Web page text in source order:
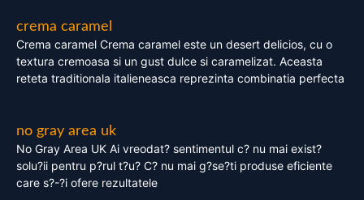
crema caramel
Crema caramel Crema caramel este un desert delicios, cu o
textura cremoasa si un gust dulce si caramelizat. Aceasta
reteta traditionala italieneasca reprezinta combinatia perfecta
no gray area uk
No Gray Area UK Ai vreodat? sentimentul c? nu mai exist?
solu?ii pentru p?rul t?u? C? nu mai g?se?ti produse eficiente
care s?-?i ofere rezultatele